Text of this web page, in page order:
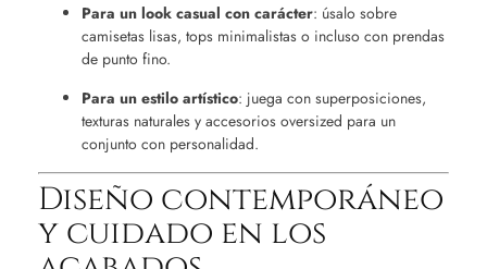
Para un look casual con carácter: úsalo sobre
camisetas lisas, tops minimalistas o incluso con prendas
de punto fino.
Para un estilo artístico: juega con superposiciones,
texturas naturales y accesorios oversized para un
conjunto con personalidad.
Diseño contemporáneo
y cuidado en los